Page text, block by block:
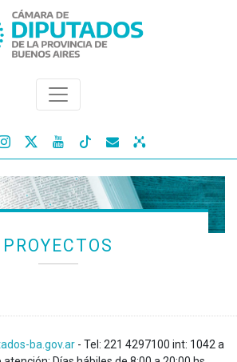
  
PROYECTOS
ba.gov.ar - Tel: 221 4297100 int: 1042 a